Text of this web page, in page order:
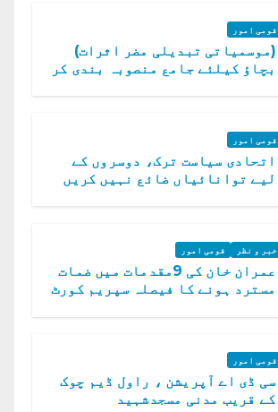
قومی امور
(موسمیاتی تبدیلی مضر اثرات)
بچاؤ کیلئے جامع منصوبہ بندی کر
قومی امور
اتحادی سیاست ترک، دوسروں کے
لیے توانائیاں ضائع نہیں کریں
خبر و نظر قومی امور
عمران خان کی 9مقدمات میں ضمات
مسترد ہونے کا فیصلہ سپریم کورٹ
قومی امور
سی ڈی اے آپریشن ، راول ڈیم چوک
کے قریب مدنی مسجدشہید